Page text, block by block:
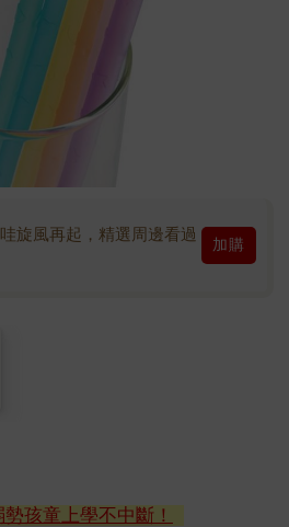
旋風再起，精選周邊看過
加購
孩童上學不中斷！